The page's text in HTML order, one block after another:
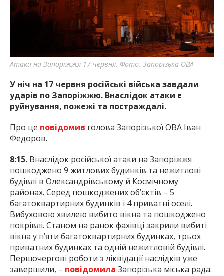
найважливішу інформацію про події
міста Запоріжжя та області.
Атака на Запоріжжя 17 червня. Фото: Запорізька ОВА
У ніч на 17 червня російські війська завдали
ударів по Запоріжжю. Внаслідок атаки є
руйнування, пожежі та постраждалі.
Про це повідомив голова Запорізької ОВА Іван
Федоров.
8:15. Внаслідок російської атаки на Запоріжжя
пошкоджено 9 житлових будинків та нежитлові
будівлі в Олександрівському й Космічному
районах. Серед пошкоджених об’єктів – 5
багатоквартирних будинків і 4 приватні оселі.
Вибуховою хвилею вибито вікна та пошкоджено
покрівлі. Станом на ранок фахівці закрили вибиті
вікна у п’яти багатоквартирних будинках, трьох
приватних будинках та одній нежитловій будівлі.
Першочергові роботи з ліквідації наслідків уже
завершили, – повідомила Запорізька міська рада.